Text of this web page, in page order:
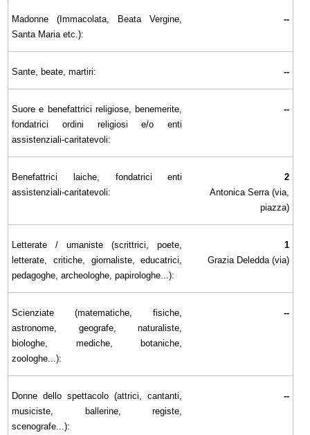
Madonne (Immacolata, Beata Vergine,
Santa Maria etc.):
--
Sante, beate, martiri: --
Suore e benefattrici religiose, benemerite,
fondatrici ordini religiosi e/o enti
assistenziali-caritatevoli:
--
Benefattrici laiche, fondatrici enti
assistenziali-caritatevoli:
2
Antonica Serra (via,
piazza)
Letterate / umaniste (scrittrici, poete,
letterate, critiche, giornaliste, educatrici,
pedagoghe, archeologhe, papirologhe...):
1
Grazia Deledda (via)
Scienziate (matematiche, fisiche,
astronome, geografe, naturaliste,
biologhe, mediche, botaniche,
zoologhe...):
--
Donne dello spettacolo (attrici, cantanti,
musiciste, ballerine, registe,
scenografe...):
--